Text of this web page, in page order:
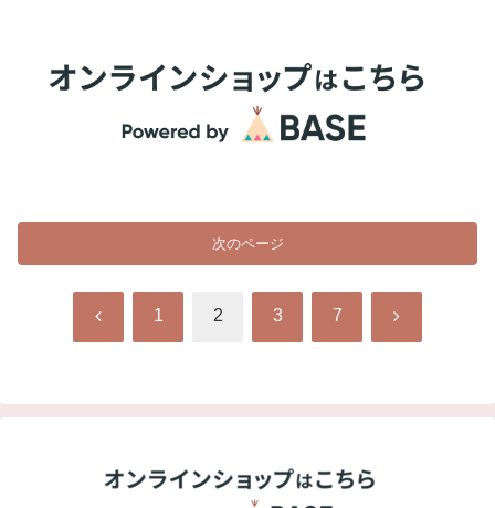
次のページ
前 1 2 3 7 次